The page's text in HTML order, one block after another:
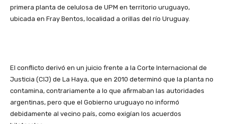
primera planta de celulosa de UPM en territorio uruguayo,
ubicada en Fray Bentos, localidad a orillas del río Uruguay.
El conflicto derivó en un juicio frente a la Corte Internacional de
Justicia (CIJ) de La Haya, que en 2010 determinó que la planta no
contamina, contrariamente a lo que afirmaban las autoridades
argentinas, pero que el Gobierno uruguayo no informó
debidamente al vecino país, como exigían los acuerdos